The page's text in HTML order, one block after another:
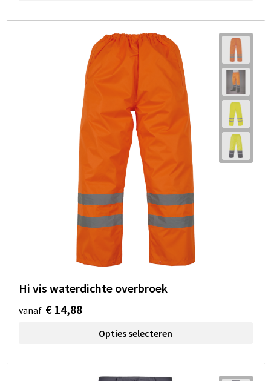
Hi vis waterdichte overbroek
vanaf € 14,88
Opties selecteren